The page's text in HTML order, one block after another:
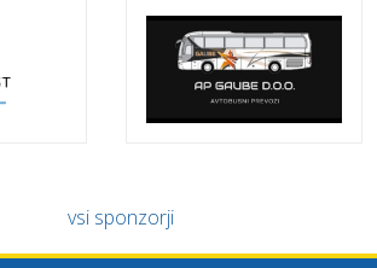
vsi sponzorji